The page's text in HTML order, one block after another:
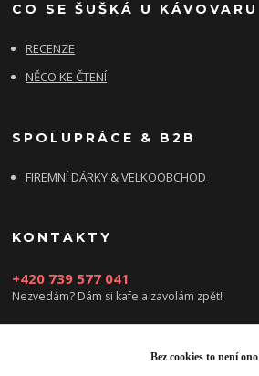
CO SE ŠUŠKÁ U KÁVOVARU
RECENZE
NĚCO KE ČTENÍ
SPOLUPRÁCE & B2B
FIREMNÍ DÁRKY & VELKOOBCHOD
KONTAKTY
+420 739 577 041
Nezvedám? Dám si kafe a zavolám zpět!
info@damsikafe.cz
Bez cookies to není ono